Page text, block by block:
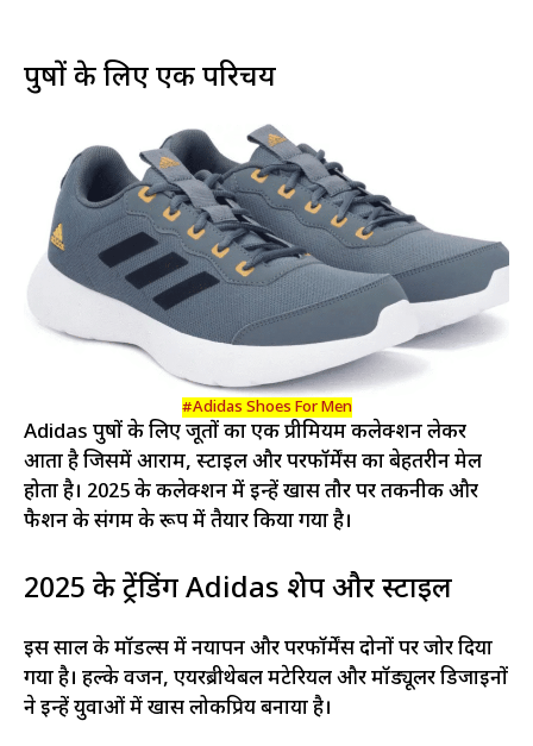
पुरुषों के लिए एक परिचय
#Adidas Shoes For Men
Adidas पुरुषों के लिए जूतों का एक प्रीमियम कलेक्शन लेकर
आता है जिसमें आराम, स्टाइल और परफॉर्मेंस का बेहतरीन मेल
होता है। 2025 के कलेक्शन में इन्हें खास तौर पर तकनीक और
फैशन के संगम के रूप में तैयार किया गया है।
2025 के ट्रेंडिंग Adidas शेप और स्टाइल
इस साल के मॉडल्स में नयापन और परफॉर्मेंस दोनों पर जोर दिया
गया है। हल्के वजन, एयरब्रीथेबल मटेरियल और मॉड्यूलर डिजाइनों
ने इन्हें युवाओं में खास लोकप्रिय बनाया है।